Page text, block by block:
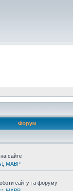
Форум
сайте
MABP
сайту та форуму